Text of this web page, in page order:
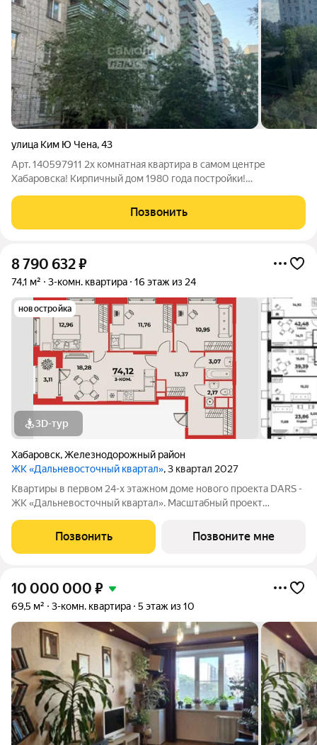
улица Ким Ю Чена,43
Арт. 140597911 2х комнатная квартира в самом центре
Хабаровска! Кирпичный дом 1980 года постройки!
светлая. Общая площадь 46 м2,: комнаты 17 и 9,3 м2, кухня
6,4м2. Инфраструктура: Центр
Позвонить
8 790 632₽
74,1 м² 3-комн. квартира 16 этаж из 24
новостройка
3D-тур
Хабаровск,Железнодорожный район
ЖК «Дальневосточный квартал», 3 квартал 2027
Квартиры в первом 24-х этажном доме нового проекта DARS -
ЖК «Дальневосточный квартал». Масштабный проект
представление о доступном и комфортном жилье в
Хабаровске. Это не просто точечная застройка, а
Позвонить Позвоните мне
10 000 000 ₽
69,5 м² 3-комн. квартира 5 этаж из 10